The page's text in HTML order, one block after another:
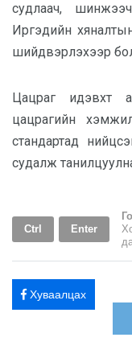
судлаач,
Иргэдийн
шийдвэрлэхээр
Цацраг идэвхт
цацрагийн
стандартад
судалж
Ctrl Enter
Хуваалцах